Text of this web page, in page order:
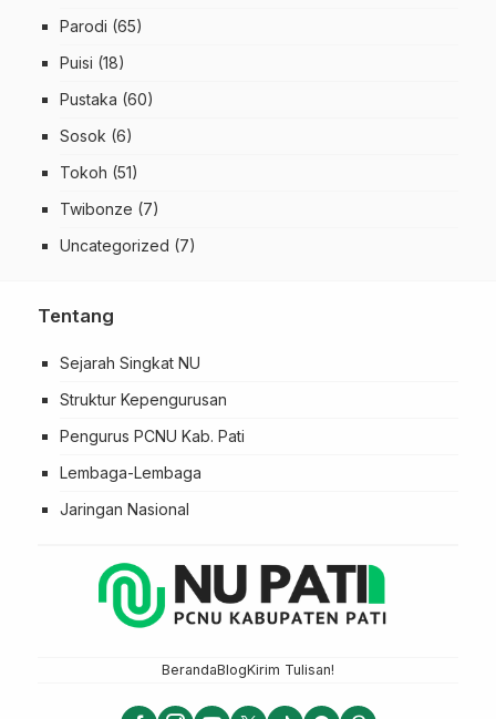
Parodi (65)
Puisi (18)
Pustaka (60)
Sosok (6)
Tokoh (51)
Twibonze (7)
Uncategorized (7)
Tentang
Sejarah Singkat NU
Struktur Kepengurusan
Pengurus PCNU Kab. Pati
Lembaga-Lembaga
Jaringan Nasional
BerandaBlogKirim Tulisan!